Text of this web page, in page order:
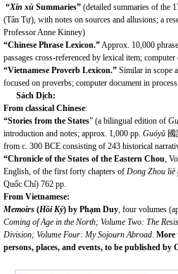
“Xin xù Summaries” (detailed summaries of the
(Tân Tự), with notes on sources and allusions; a
Professor Anne Kinney)
“Chinese Phrase Lexicon.”Approx. 10,000
passages cross-referenced by lexical item;
“Vietnamese Proverb Lexicon.” Similar in scope
focused on proverbs; computer document in
Sách Dịch:
From classical Chinese:
“Stories from the States” (a bilingual edition of
introduction and notes; approx. 1,000 pp. Guóyǔ 國
from c. 300 BCE consisting of 243 historical
“Chronicle of the States of the Eastern Chou,
English, of the first forty chapters of Dong Zhou liè
Quốc Chí) 762 pp.
From Vietnamese:
Memoirs (Hồi Ký) by Phạm Duy, four volumes
Coming of Age in the North; Volume Two: The
Division; Volume Four: My Sojourn Abroad. More
persons, places, and events, to be published by